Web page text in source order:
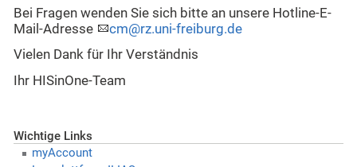
Bei Fragen wenden Sie sich bitte an unsere Hotline-E-
Mail-Adresse
cm@rz.uni-freiburg.de
Vielen Dank für Ihr Verständnis
Ihr HISinOne-Team
Wichtige Links
myAccount